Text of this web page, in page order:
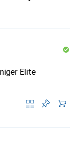
Elite